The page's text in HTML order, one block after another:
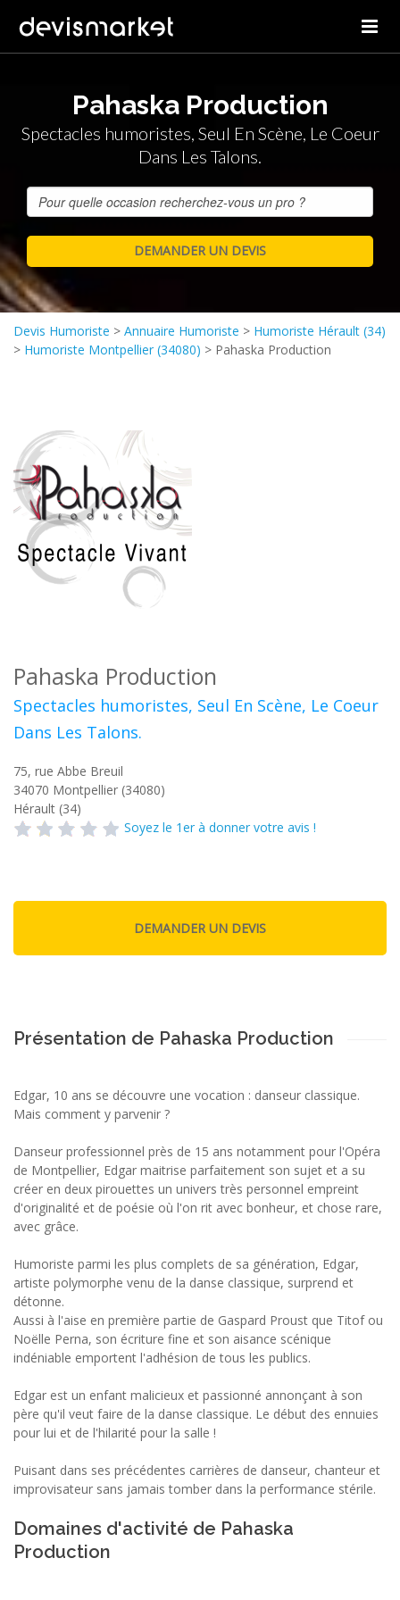
Pahaska Production
Spectacles humoristes, Seul En Scène, Le Coeur
Dans Les Talons.
Devis Humoriste > Annuaire Humoriste > Humoriste Hérault (34)
> Humoriste Montpellier (34080) > Pahaska Production
Pahaska Production
Spectacles humoristes, Seul En Scène, Le Coeur
Dans Les Talons.
75, rue Abbe Breuil
34070 Montpellier (34080)
Hérault (34)
Soyez le 1er à donner votre avis !
Présentation de Pahaska Production
Edgar, 10 ans se découvre une vocation : danseur classique.
Mais comment y parvenir ?
Danseur professionnel près de 15 ans notamment pour l'Opéra
de Montpellier, Edgar maitrise parfaitement son sujet et a su
créer en deux pirouettes un univers très personnel empreint
d'originalité et de poésie où l'on rit avec bonheur, et chose rare,
avec grâce.
Humoriste parmi les plus complets de sa génération, Edgar,
artiste polymorphe venu de la danse classique, surprend et
détonne.
Aussi à l'aise en première partie de Gaspard Proust que Titof ou
Noëlle Perna, son écriture fine et son aisance scénique
indéniable emportent l'adhésion de tous les publics.
Edgar est un enfant malicieux et passionné annonçant à son
père qu'il veut faire de la danse classique. Le début des ennuies
pour lui et de l'hilarité pour la salle !
Puisant dans ses précédentes carrières de danseur, chanteur et
improvisateur sans jamais tomber dans la performance stérile.
Domaines d'activité de Pahaska
Production